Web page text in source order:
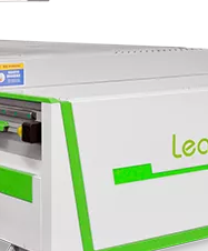
de tubos